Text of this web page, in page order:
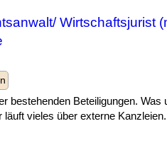
Wirtschaftsjurist
bestehenden Beteiligungen. Was
vieles über externe